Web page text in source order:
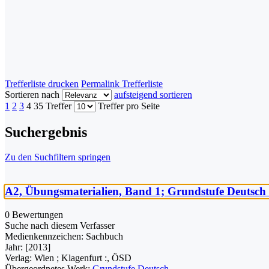
Trefferliste drucken Permalink Trefferliste
Sortieren nach
aufsteigend sortieren
1 2 3 4 35 Treffer Treffer pro Seite
Suchergebnis
Zu den Suchfiltern springen
A2, Übungsmaterialien, Band 1; Grundstufe Deutsch
0 Bewertungen
Suche nach diesem Verfasser
Medienkennzeichen: Sachbuch
Jahr: [2013]
Verlag: Wien ; Klagenfurt :, ÖSD